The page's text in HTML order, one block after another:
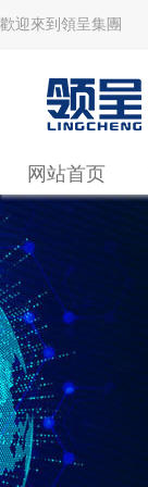
歡迎來到領呈集團
网站首页